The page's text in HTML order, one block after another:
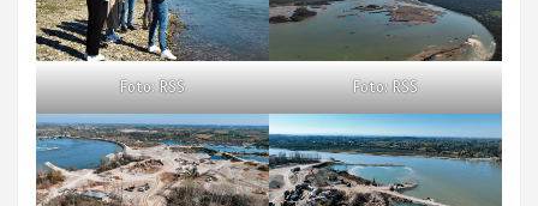
Foto: RSS Foto: RSS